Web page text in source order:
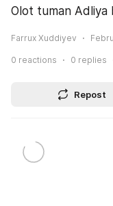
Olot tuman Adliya
Farrux Xuddiyev
0 reactions 0 replies
Repost